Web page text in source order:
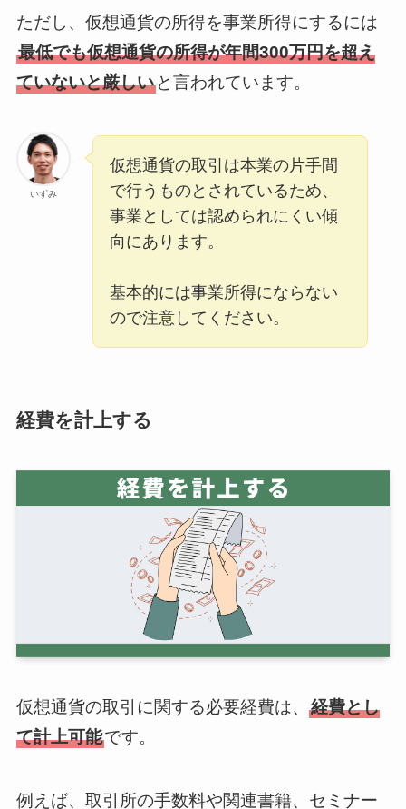
ただし、仮想通貨の所得を事業所得にするには
最低でも仮想通貨の所得が年間300万円を超え
ていないと厳しいと言われています。
いずみ
仮想通貨の取引は本業の片手間
で行うものとされているため、
事業としては認められにくい傾
向にあります。
基本的には事業所得にならない
ので注意してください。
経費を計上する
仮想通貨の取引に関する必要経費は、 経費とし
て計上可能です。
例えば、取引所の手数料や関連書籍、セミナー